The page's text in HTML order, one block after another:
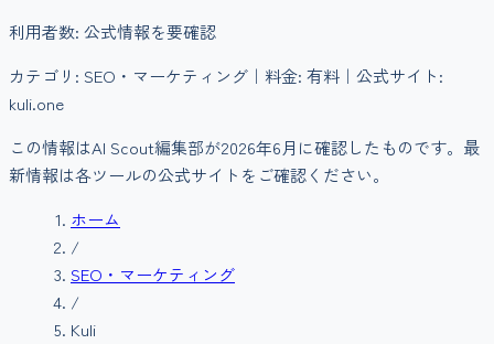
利用者数: 公式情報を要確認
カテゴリ: SEO・マーケティング ｜料金: 有料 ｜公式サイト:
kuli.one
この情報はAI Scout編集部が2026年6月 に確認したものです。最
新情報は各ツールの公式サイトをご確認ください。
ホーム
/
SEO・マーケティング
/
Kuli